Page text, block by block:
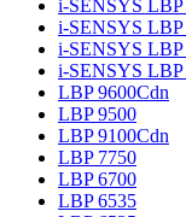
i-SENSYS LBP
i-SENSYS LBP
i-SENSYS LBP
i-SENSYS LBP
LBP 9600Cdn
LBP 9500
LBP 9100Cdn
LBP 7750
LBP 6700
LBP 6535